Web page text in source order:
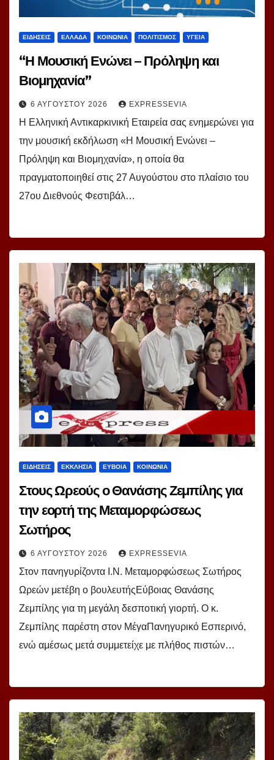
ΕΙΔΗΣΕΙΣ ΕΛΛΑΔΑ ΚΟΙΝΩΝΙΑ ΠΟΛΙΤΙΣΜΟΣ ΥΓΕΙΑ
“Η Μουσική Ενώνει – Πρόληψη και
Βιομηχανία”
6 ΑΥΓΟΎΣΤΟΥ 2026 EXPRESSEVIA
Η Ελληνική Αντικαρκινική Εταιρεία σας ενημερώνει για
την μουσική εκδήλωση «Η Μουσική Ενώνει –
Πρόληψη και Βιομηχανία», η οποία θα
πραγματοποιηθεί στις 27 Αυγούστου στο πλαίσιο του
27ου Διεθνούς Φεστιβάλ…
ΕΙΔΗΣΕΙΣ ΕΚΚΛΗΣΙΑ ΕΥΒΟΙΑ ΚΟΙΝΩΝΙΑ
Στους Ωρεούς ο Θανάσης Ζεμπίλης για
την εορτή της Μεταμορφώσεως
Σωτήρος
6 ΑΥΓΟΎΣΤΟΥ 2026 EXPRESSEVIA
Στον πανηγυρίζοντα Ι.Ν. Μεταμορφώσεως Σωτήρος
Ωρεών μετέβη ο βουλευτήςΕύβοιας Θανάσης
Ζεμπίλης για τη μεγάλη δεσποτική γιορτή. Ο κ.
Ζεμπίλης παρέστη στον ΜέγαΠανηγυρικό Εσπερινό,
ενώ αμέσως μετά συμμετείχε με πλήθος πιστών…